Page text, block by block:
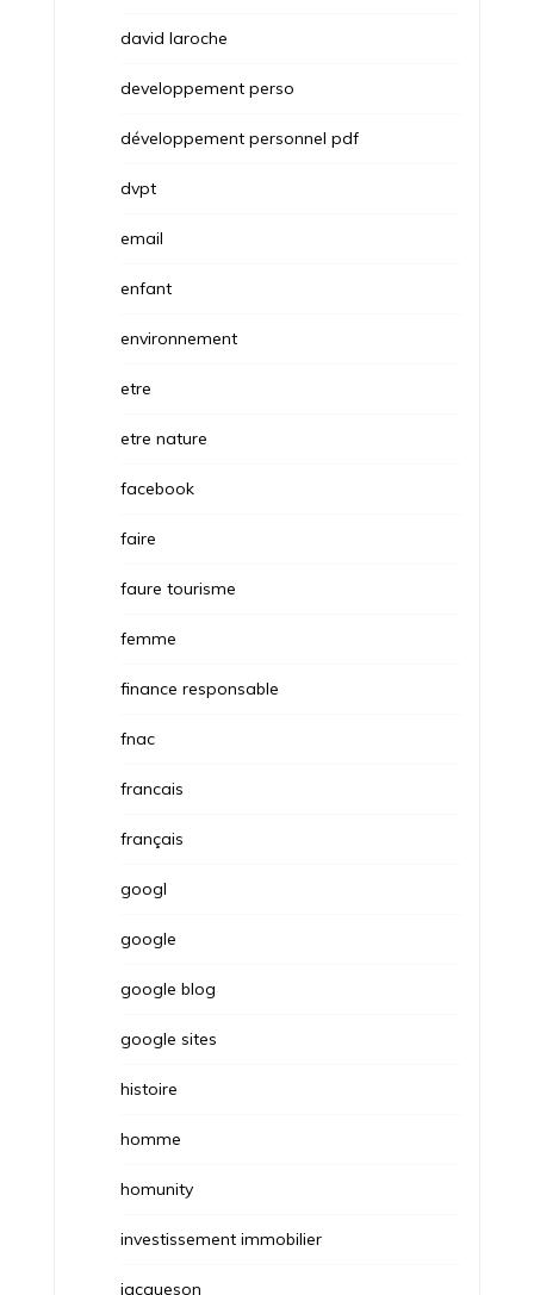
david laroche
developpement perso
développement personnel pdf
dvpt
email
enfant
environnement
etre
etre nature
facebook
faire
faure tourisme
femme
finance responsable
fnac
francais
français
googl
google
google blog
google sites
histoire
homme
homunity
investissement immobilier
jacqueson